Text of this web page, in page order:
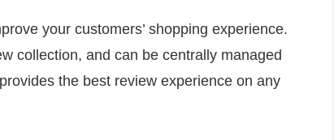
your customers’ shopping experience.
collection, and can be centrally managed
the best review experience on any